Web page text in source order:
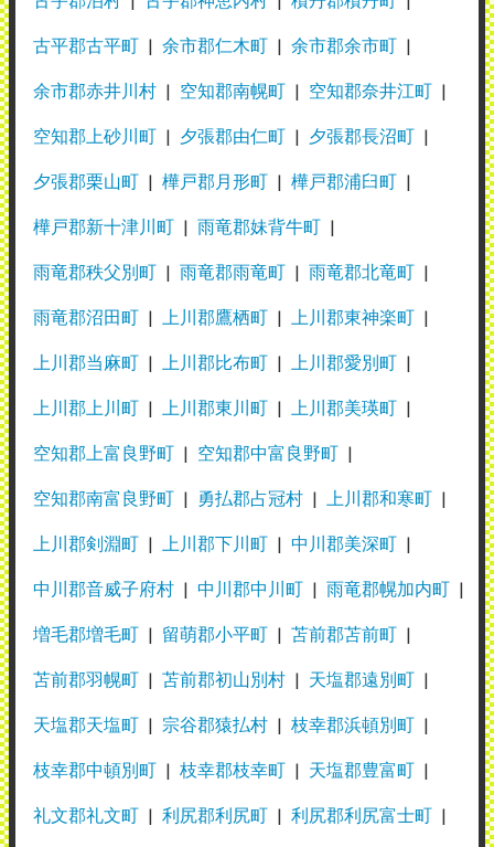
古平郡古平町 余市郡仁木町 余市郡余市町
余市郡赤井川村 空知郡南幌町 空知郡奈井江町
空知郡上砂川町 夕張郡由仁町 夕張郡長沼町
夕張郡栗山町 樺戸郡月形町 樺戸郡浦臼町
樺戸郡新十津川町 雨竜郡妹背牛町
雨竜郡秩父別町 雨竜郡雨竜町 雨竜郡北竜町
雨竜郡沼田町 上川郡鷹栖町 上川郡東神楽町
上川郡当麻町 上川郡比布町 上川郡愛別町
上川郡上川町 上川郡東川町 上川郡美瑛町
空知郡上富良野町 空知郡中富良野町
空知郡南富良野町 勇払郡占冠村 上川郡和寒町
上川郡剣淵町 上川郡下川町 中川郡美深町
中川郡音威子府村 中川郡中川町 雨竜郡幌加内町
増毛郡増毛町 留萌郡小平町 苫前郡苫前町
苫前郡羽幌町 苫前郡初山別村 天塩郡遠別町
天塩郡天塩町 宗谷郡猿払村 枝幸郡浜頓別町
枝幸郡中頓別町 枝幸郡枝幸町 天塩郡豊富町
礼文郡礼文町 利尻郡利尻町 利尻郡利尻富士町